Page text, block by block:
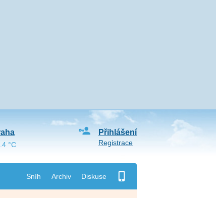
Sníh Archiv Diskuse
Přihlášení
Registrace
°C